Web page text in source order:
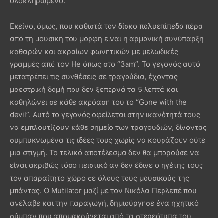
Εκείνο, όμως, που καθιστά τον δίσκο πολυεπίπεδο πέρα
από τη μουσική του μορφή είναι η αρμονική συνύπαρξη
καθαρών και ακραίων φωνητικών με μελωδικές
γραμμές από τον He όπως στο “3am”. Το γεγονός αυτό
μετατρέπει τις συνθέσεις σε τραγούδια, έχοντας
μαεστρική δομή που δεν ξεπερνά τα 5 λεπτά και
καθηλώνει σε κάθε ακρόαση του το “Gone with the
devil”. Αυτό το γεγονός οφείλεται στην ικανότητά τους
να εμπλουτίζουν κάθε σημείο των τραγουδιών, δίνοντας
συμπυκνωμένα τις ιδέες τους χωρίς να κουράζουν ούτε
μια στιγμή. Το τελικό αποτέλεσμα δεν θα μπορούσε να
είναι ακριβώς τόσο πειστικό αν δεν έδινε ο ηγέτης τους
τον απαραίτητο χώρο σε όλους τους μουσικούς της
μπάντας. Ο Mutilator μαζί με τον Νικόλα Περλεπέ που
ανέλαβε και την παραγωγή, δημιούργησε ένα ηχητικό
σύμπαν που απομακρύνεται από τα στερεότυπα του